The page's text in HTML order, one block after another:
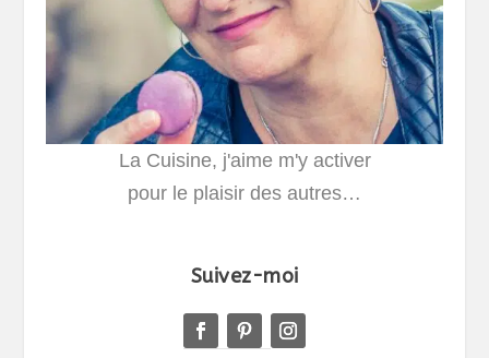
La Cuisine, j'aime m'y activer
pour le plaisir des autres…
Suivez-moi